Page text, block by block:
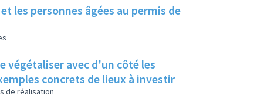
les personnes âgées au permis de
végétaliser avec d'un côté les
concrets de lieux à investir
de réalisation